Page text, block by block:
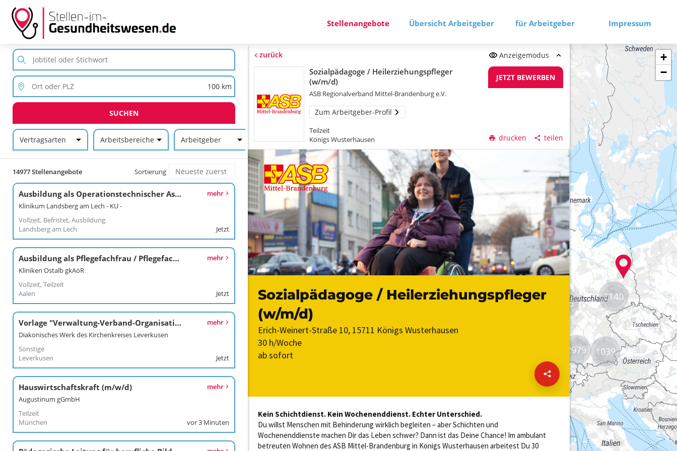
Stellenangebote Übersicht Arbeitgeber für Arbeitgeber Impressum
SUCHEN
Vertragsarten Arbeitsbereiche Arbeitgeber
14977 Stellenangebote Sortierung
Ausbildung als Operationstechnischer Assistent (OTA) (m/w/d) ab 01.09.2027
Klinikum Landsberg am Lech - KU -
Vollzeit, Befristet, Ausbildung
Landsberg am Lech
mehr
Jetzt
Ausbildung als Pflegefachfrau / Pflegefachmann (m/w/d) 2027
Kliniken Ostalb gkAöR
Vollzeit, Teilzeit
Aalen
mehr
Jetzt
Vorlage "Verwaltung-Verband-Organisation" (m/w/d)
Diakonisches Werk des Kirchenkreises Leverkusen
Sonstige
Leverkusen
mehr
Jetzt
Hauswirtschaftskraft (m/w/d)
Augustinum gGmbH
Teilzeit
München
mehr
vor 3 Minuten
zurück Anzeigemodus
Sozialpädagoge / Heilerziehungspfleger
(w/m/d)
ASB Regionalverband Mittel-Brandenburg e.V.
Zum Arbeitgeber-Profil
Teilzeit
Königs Wusterhausen
JETZT BEWERBEN
drucken teilen
8806
2979
2140
1039
+
−